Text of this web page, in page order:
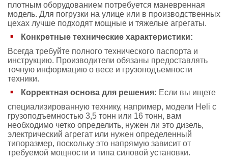
плотным оборудованием потребуется маневренная
модель. Для погрузки на улице или в производственных
цехах лучше подходят мощные и тяжелые агрегаты.
Конкретные технические характеристики:
Всегда требуйте полного технического паспорта и
инструкцию. Производители обязаны предоставлять
точную информацию о весе и грузоподъемности
техники.
Корректная основа для решения: Если вы ищете
специализированную технику, например, модели Heli с
грузоподъемностью 3,5 тонн или 16 тонн, вам
необходимо четко определить, нужен ли это дизель,
электрический агрегат или нужен определенный
типоразмер, поскольку это напрямую зависит от
требуемой мощности и типа силовой установки.